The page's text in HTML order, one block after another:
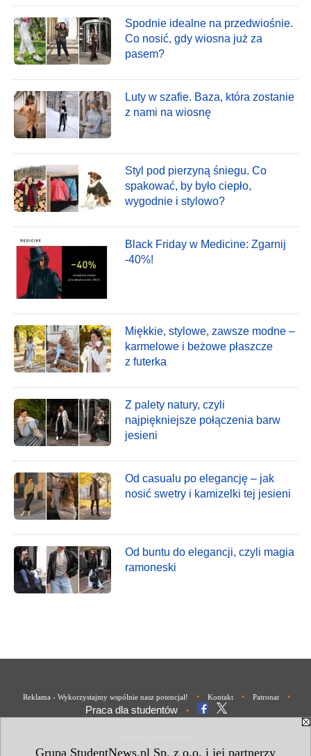
Grupa StudentNews.pl Sp. z o.o. i jej partnerzy
Spodnie idealne na przedwiośnie.
Co nosić, gdy wiosna już za
pasem?
Luty w szafie. Baza, która zostanie
z nami na wiosnę
Styl pod pierzyną śniegu. Co
spakować, by było ciepło,
wygodnie i stylowo?
Black Friday w Medicine: Zgarnij
-40%!
Miękkie, stylowe, zawsze modne –
karmelowe i beżowe płaszcze
z futerka
Z palety natury, czyli
najpiękniejsze połączenia barw
jesieni
Od casualu po elegancję – jak
nosić swetry i kamizelki tej jesieni
Od buntu do elegancji, czyli magia
ramoneski
Reklama - Wykorzystajmy wspólnie nasz potencjał! • Kontakt • Patronat •
Praca dla studentów •